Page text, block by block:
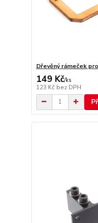
Dřevěný rámeček
149 Kč/ks
123 Kč bez DPH